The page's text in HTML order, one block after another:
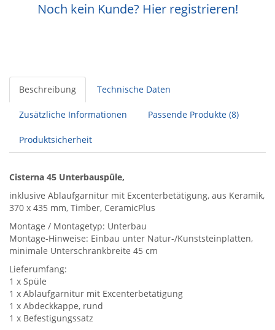
Noch kein Kunde? Hier registrieren!
Beschreibung Technische Daten
Zusätzliche Informationen Passende Produkte (8)
Produktsicherheit
Cisterna 45 Unterbauspüle,
inklusive Ablaufgarnitur mit Excenterbetätigung, aus Keramik,
370 x 435 mm, Timber, CeramicPlus
Montage / Montagetyp: Unterbau
Montage-Hinweise: Einbau unter Natur-/Kunststeinplatten,
minimale Unterschrankbreite 45 cm
Lieferumfang:
1 x Spüle
1 x Ablaufgarnitur mit Excenterbetätigung
1 x Abdeckkappe, rund
1 x Befestigungssatz